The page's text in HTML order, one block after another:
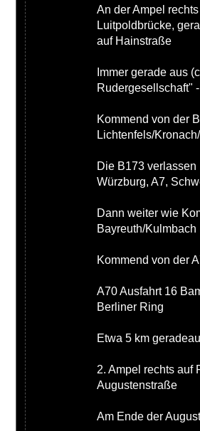
An der Ampel
Luitpoldbrücke,
auf Hainstraße
Immer gerade aus
Rudergesellschaft"
Kommend von der
Lichtenfels/
Die B173
Würzburg, A7,
Dann weiter wie
Bayreuth/Kulmbach
Kommend von der
A70 Ausfahrt 16
Berliner Ring
Etwa 5 km
2. Ampel rechts auf
Augustenstraße
Am Ende der